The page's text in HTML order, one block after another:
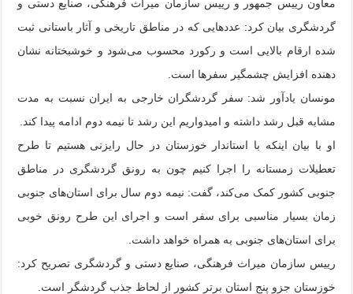
معاون رییس جمهور و رییس سازمان میراث فرهنگی، صنایع دستی و
گردشگری بیان کرد: عددهایی که در مناطق تاریخی و آثار باستانی ثبت
شده ارقام بالایی است و رکورد محسوب می‌شود و خوشبختانه نشان
دهنده افزایش چشمگیر سفرها است.
مونسان یادآور شد: سفر گردشگران خارجی به ایران نسبت به مدت
مشابه قبل رشد داشته و امیدواریم این رشد تا نیمه دوم ادامه پیدا کند.
او با بیان اینکه با استاندار خوزستان در حال رایزنی هستیم تا طرح
تعطیلات زمستانه را اجرا کنیم چون به رونق گردشگری در مناطق
جنوبی کشور کمک می‌کند، گفت: نیمه دوم سال برای استان‌های جنوبی
زمان بسیار مناسبی برای سفر است و اجرای این طرح رونق خوبی
برای استان‌های جنوبی به همراه خواهد داشت.
رییس سازمان میراث فرهنگی، صنایع دستی و گردشگری تصریح کرد:
خوزستان جزو پنج استان برتر کشور از لحاظ جذب گردشگر است.